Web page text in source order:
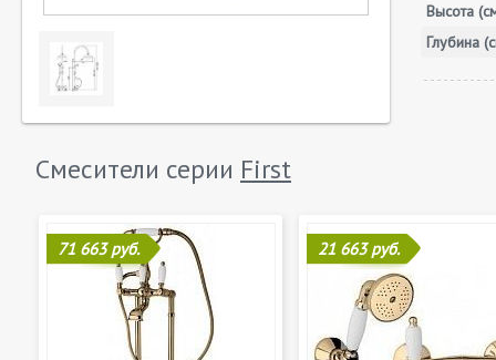
Высота
Глубина
Смесители серии First
71 663 руб. 21 663 руб.